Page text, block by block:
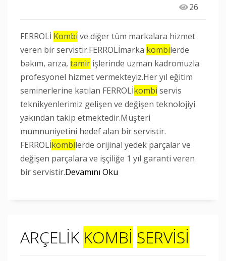
26
FERROLİ Kombi ve diğer tüm markalara hizmet
veren bir servistir.FERROLİmarka kombilerde
bakım, arıza, tamir işlerinde uzman kadromuzla
profesyonel hizmet vermekteyiz.Her yıl eğitim
seminerlerine katılan FERROLİkombi servis
teknikyenlerimiz gelişen ve değişen teknolojiyi
yakından takip etmektedir.Müşteri
mumnuniyetini hedef alan bir servistir.
FERROLİkombilerde orijinal yedek parçalar ve
değişen parçalara ve işçiliğe 1 yıl garanti veren
bir servistir.Devamını Oku
ARÇELİK KOMBİ SERVİSİ